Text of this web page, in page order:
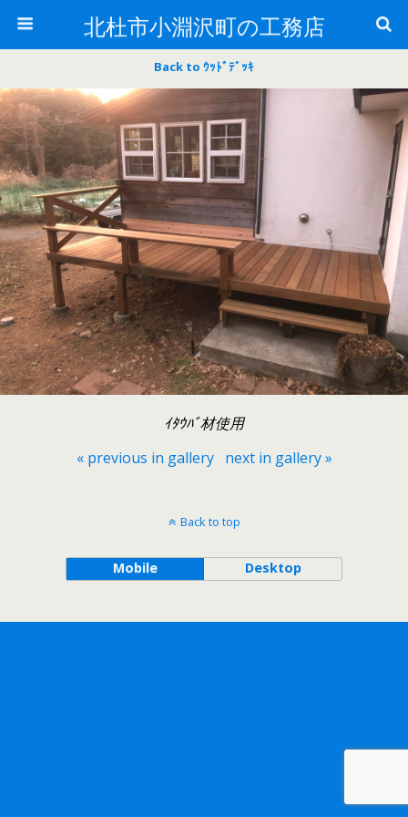
北杜市小淵沢町の工務店
Back to ｳｯﾄﾞﾃﾞｯｷ
ｲﾀｳﾊﾞ材使用
« previous in gallery
next in gallery »
Back to top
Mobile Desktop